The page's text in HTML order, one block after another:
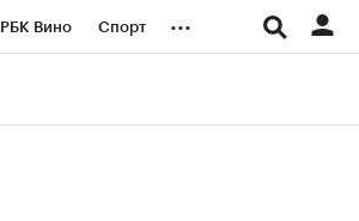
РБК Вино Спорт ...